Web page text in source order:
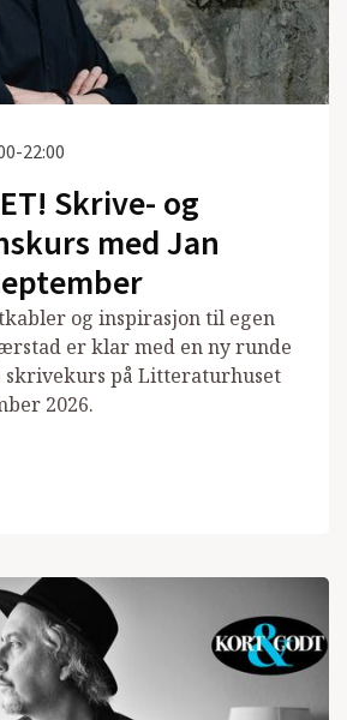
22:00
Skrive- og
med Jan
og inspirasjon til egen
er klar med en ny runde
på Litteraturhuset
2026.